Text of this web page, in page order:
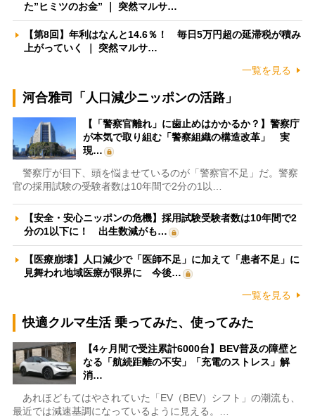
た”ヒミツのお金” ｜ 突然マルサ…
【第8回】年利はなんと14.6％！ 毎日5万円超の延滞税が積み
上がっていく ｜ 突然マルサ…
一覧を見る
河合雅司「人口減少ニッポンの活路」
【「警察官離れ」に歯止めはかかるか？】警察庁
が本気で取り組む「警察組織の構造改革」 実
現…
警察庁が目下、頭を悩ませているのが「警察官不足」だ。警察
官の採用試験の受験者数は10年間で2分の1以…
【安全・安心ニッポンの危機】採用試験受験者数は10年間で2
分の1以下に！ 出生数減がも…
【医療崩壊】人口減少で「医師不足」に加えて「患者不足」に
見舞われ地域医療が限界に 今後…
一覧を見る
快適クルマ生活 乗ってみた、使ってみた
【4ヶ月間で受注累計6000台】BEV普及の障壁と
なる「航続距離の不安」「充電のストレス」解
消…
あれほどもてはやされていた「EV（BEV）シフト」の潮流も、
最近では減速基調になっているように見える。…